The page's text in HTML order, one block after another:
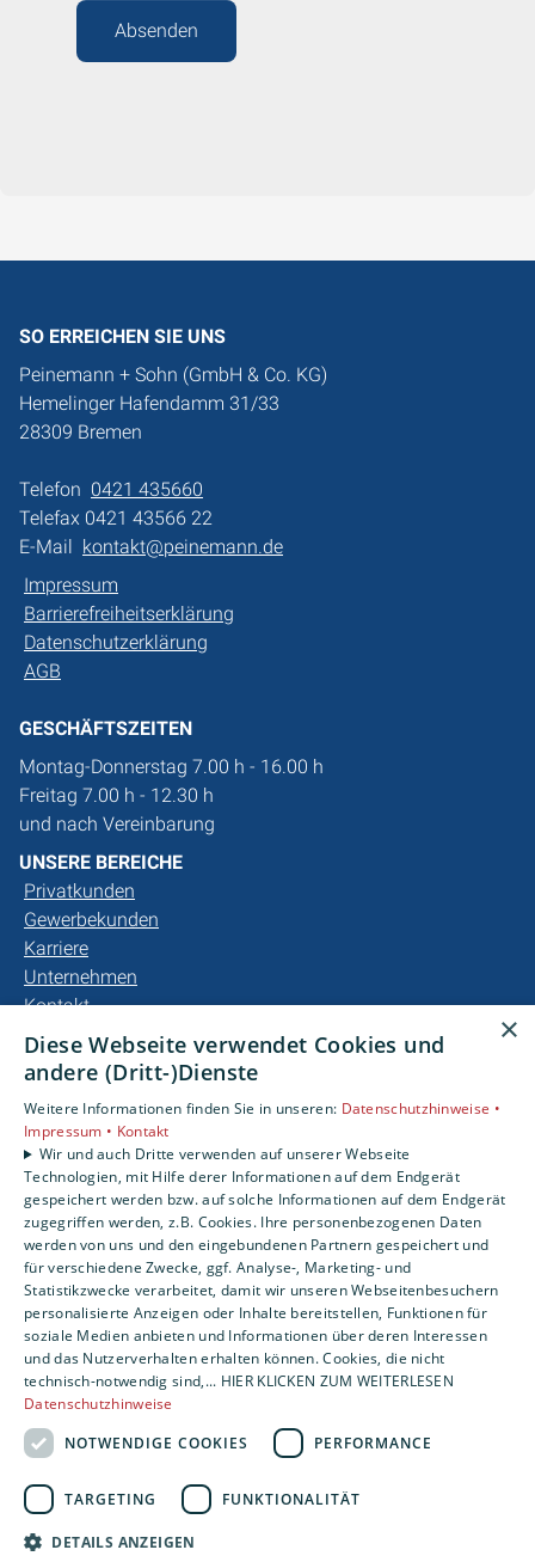
Absenden
SO ERREICHEN SIE UNS
Peinemann + Sohn (GmbH & Co. KG)
Hemelinger Hafendamm 31/33
28309 Bremen
Telefon 0421 435660
Telefax 0421 43566 22
E-Mail kontakt@peinemann.de
Impressum
Barrierefreiheitserklärung
Datenschutzerklärung
AGB
GESCHÄFTSZEITEN
Montag-Donnerstag 7.00 h - 16.00 h
Freitag 7.00 h - 12.30 h
und nach Vereinbarung
UNSERE BEREICHE
Privatkunden
Gewerbekunden
Karriere
Unternehmen
Kontakt
×
Diese Webseite verwendet Cookies und
andere (Dritt-)Dienste
Weitere Informationen finden Sie in unseren: Datenschutzhinweise •
Impressum • Kontakt
Wir und auch Dritte verwenden auf unserer Webseite
Technologien, mit Hilfe derer Informationen auf dem Endgerät
gespeichert werden bzw. auf solche Informationen auf dem Endgerät
zugegriffen werden, z.B. Cookies. Ihre personenbezogenen Daten
werden von uns und den eingebundenen Partnern gespeichert und
für verschiedene Zwecke, ggf. Analyse-, Marketing- und
Statistikzwecke verarbeitet, damit wir unseren Webseitenbesuchern
personalisierte Anzeigen oder Inhalte bereitstellen, Funktionen für
soziale Medien anbieten und Informationen über deren Interessen
und das Nutzerverhalten erhalten können. Cookies, die nicht
technisch-notwendig sind,... HIER KLICKEN ZUM WEITERLESEN
Datenschutzhinweise
NOTWENDIGE COOKIES
PERFORMANCE
TARGETING FUNKTIONALITÄT
DETAILS ANZEIGEN